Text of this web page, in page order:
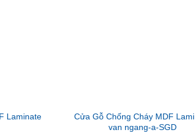
Laminate
Cửa Gỗ Chống Cháy MDF
van ngang-a-SGD